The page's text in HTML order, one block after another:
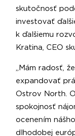
skutočnosť
investovať
k ďalšiemu
Kratina, CEO
„Mám radosť,
expandovať
Ostrov North.
spokojnosť
ocenením
dlhodobej